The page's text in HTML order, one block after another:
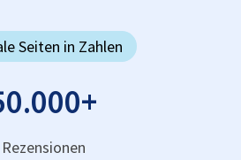
Seiten in Zahlen
+
Rezensionen